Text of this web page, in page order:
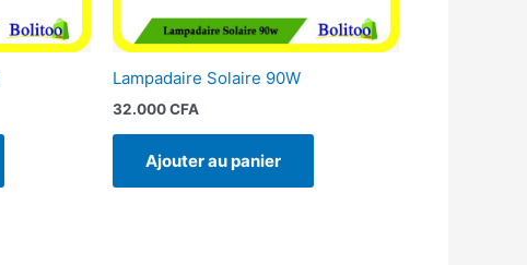
Lampadaire Solaire 90W
32.000CFA
Ajouter au panier